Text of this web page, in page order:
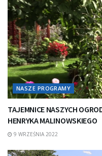
NASZE PROGRAMY
TAJEMNICE NASZYCH
HENRYKA MALINOWSKIEGO
9 WRZEŚNIA 2022